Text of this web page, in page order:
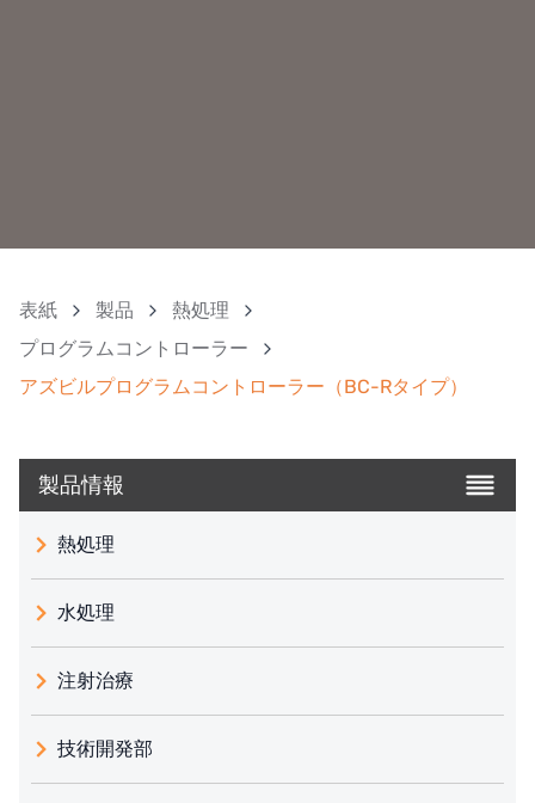
表紙 製品
熱処理
プログラムコントローラー
アズビルプログラムコントローラー（BC-Rタイプ）
製品情報
熱処理
水処理
注射治療
技術開発部